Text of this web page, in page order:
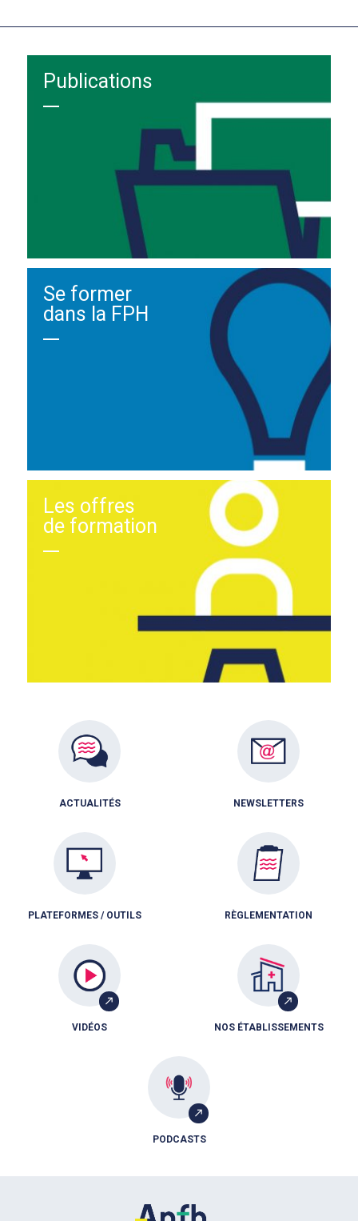
Publications
Se former
dans la FPH
Les offres
de formation
ACTUALITÉS NEWSLETTERS
PLATEFORMES / OUTILS RÈGLEMENTATION
VIDÉOS NOS ÉTABLISSEMENTS
PODCASTS